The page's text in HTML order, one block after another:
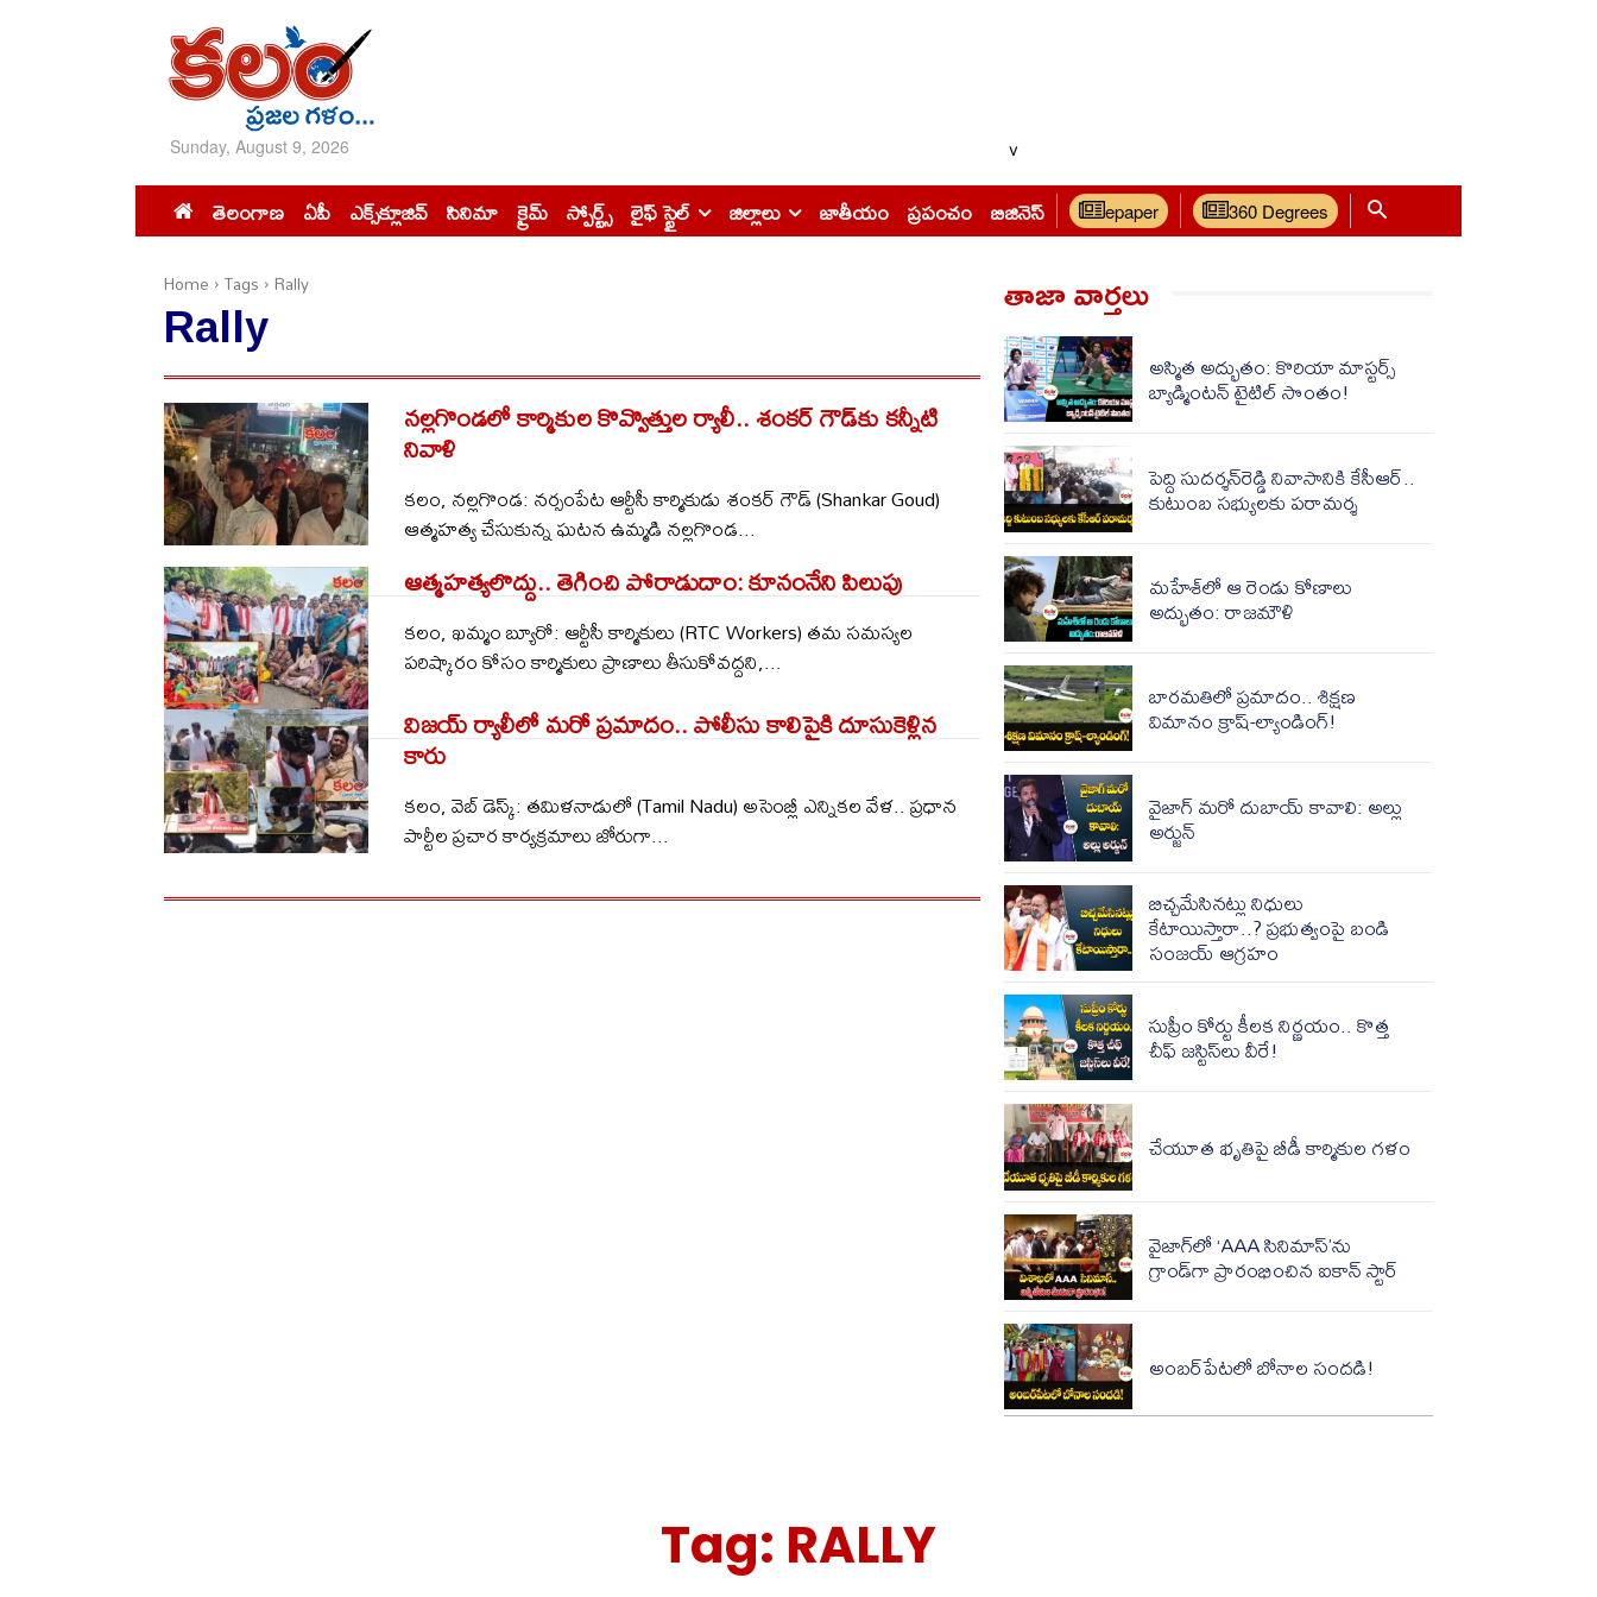
Sunday, August 9, 2026 v
తెలంగాణ ఏపీ ఎక్స్‌క్లూజివ్‌ సినిమా క్రైమ్ స్పోర్ట్స్ లైఫ్ స్టైల్ జిల్లాలు జాతీయం ప్రపంచం బిజినెస్ epaper 360 Degrees
Home Tags Rally
Rally
నల్లగొండలో కార్మికుల కొవ్వొత్తుల ర్యాలీ.. శంకర్ గౌడ్‌కు కన్నీటి
నివాళి
కలం, నల్లగొండ: నర్సంపేట ఆర్టీసీ కార్మికుడు శంకర్ గౌడ్ (Shankar Goud)
ఆత్మహత్య చేసుకున్న ఘటన ఉమ్మడి నల్లగొండ...
ఆత్మహత్యలొద్దు.. తెగించి పోరాడుదాం: కూనంనేని పిలుపు
కలం, ఖమ్మం బ్యూరో: ఆర్టీసీ కార్మికులు (RTC Workers) తమ సమస్యల
పరిష్కారం కోసం కార్మికులు ప్రాణాలు తీసుకోవద్దని,...
విజయ్ ర్యాలీలో మరో ప్రమాదం.. పోలీసు కాలిపైకి దూసుకెళ్లిన
కారు
కలం, వెబ్ డెస్క్: తమిళనాడులో (Tamil Nadu) అసెంబ్లీ ఎన్నికల వేళ.. ప్రధాన
పార్టీల ప్రచార కార్యక్రమాలు జోరుగా...
తాజా వార్త‌లు
అస్మిత అద్భుతం: కొరియా మాస్టర్స్
బ్యాడ్మింటన్ టైటిల్ సొంతం!
పెద్ది సుదర్శన్‌రెడ్డి నివాసానికి కేసీఆర్..
కుటుంబ సభ్యులకు పరామర్శ
మహేశ్‌లో ఆ రెండు కోణాలు
అద్భుతం: రాజమౌళి
బారమతిలో ప్రమాదం.. శిక్షణ
విమానం క్రాష్-ల్యాండింగ్!
వైజాగ్ మరో దుబాయ్ కావాలి: అల్లు
అర్జున్
బిచ్చమేసినట్లు నిధులు
కేటాయిస్తారా..? ప్రభుత్వంపై బండి
సంజయ్ ఆగ్రహం
సుప్రీం కోర్టు కీలక నిర్ణయం.. కొత్త
చీఫ్ జస్టిస్‌లు వీరే!
చేయూత భృతిపై బీడీ కార్మికుల గళం
వైజాగ్‌లో ‘AAA సినిమాస్’ను
గ్రాండ్‌గా ప్రారంభించిన ఐకాన్ స్టార్
అంబర్‌పేటలో బోనాల సందడి!
Tag: RALLY